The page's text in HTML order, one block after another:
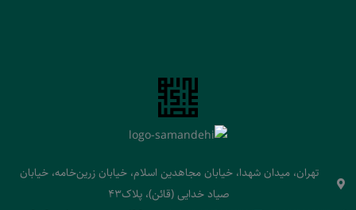
تهران، میدان شهدا، خیابان مجاهدین اسلام، خیابان زرین‌خامه، خیابان
صیاد خدایی (قائن)، پلاک43